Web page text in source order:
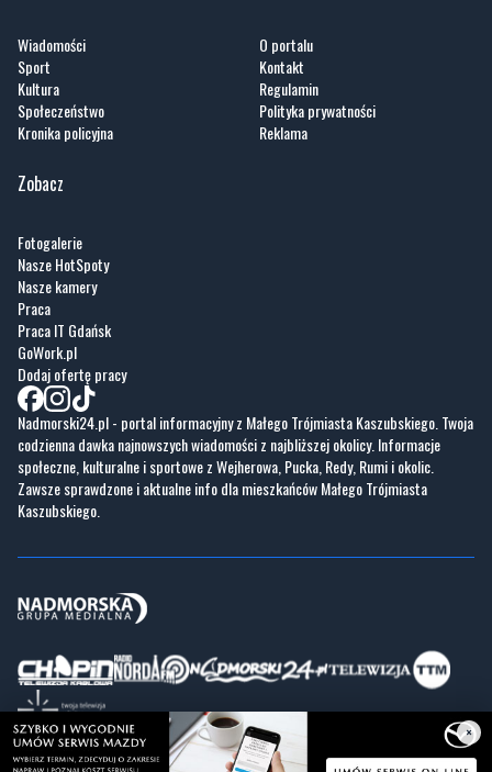
Wiadomości
Sport
Kultura
Społeczeństwo
Kronika policyjna
O portalu
Kontakt
Regulamin
Polityka prywatności
Reklama
Zobacz
Fotogalerie
Nasze HotSpoty
Nasze kamery
Praca
Praca IT Gdańsk
GoWork.pl
Dodaj ofertę pracy
Nadmorski24.pl - portal informacyjny z Małego Trójmiasta Kaszubskiego. Twoja
codzienna dawka najnowszych wiadomości z najbliższej okolicy. Informacje
społeczne, kulturalne i sportowe z Wejherowa, Pucka, Redy, Rumi i okolic.
Zawsze sprawdzone i aktualne info dla mieszkańców Małego Trójmiasta
Kaszubskiego.
Copyrights © Nadmorski24.pl 2026 r.
Projekt i wykonaniePixlab.pl
×